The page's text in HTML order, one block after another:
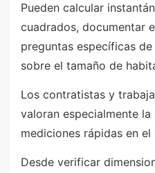
Pueden calcular
cuadrados, documentar
preguntas específicas
sobre el tamaño de
Los contratistas y
valoran especialmente
mediciones rápidas en el
Desde verificar